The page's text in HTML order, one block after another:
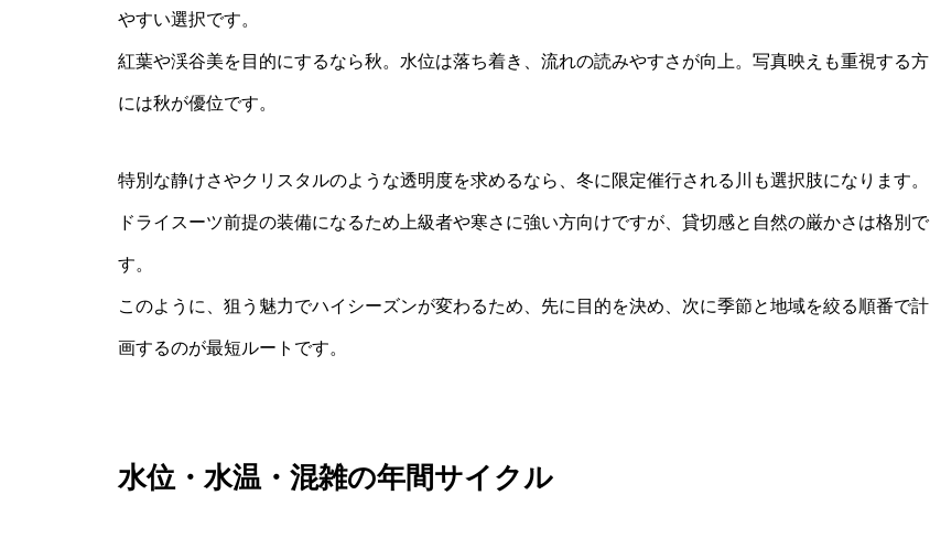
やすい選択です。
紅葉や渓谷美を目的にするなら秋。水位は落ち着き、流れの読みやすさが向上。写真映えも重視する方
には秋が優位です。
特別な静けさやクリスタルのような透明度を求めるなら、冬に限定催行される川も選択肢になります。
ドライスーツ前提の装備になるため上級者や寒さに強い方向けですが、貸切感と自然の厳かさは格別で
す。
このように、狙う魅力でハイシーズンが変わるため、先に目的を決め、次に季節と地域を絞る順番で計
画するのが最短ルートです。
水位・水温・混雑の年間サイクル